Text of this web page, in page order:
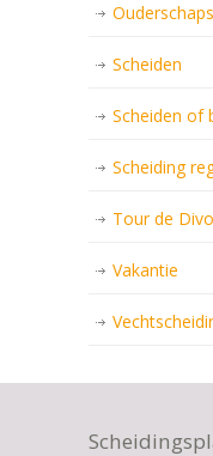
Scheiden
Scheiden of
Scheiding
Tour de
Vakantie